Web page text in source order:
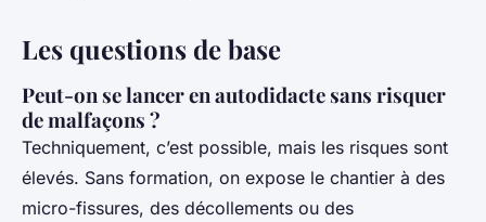
Les questions de base
Peut-on se lancer en autodidacte sans risquer
de malfaçons ?
Techniquement, c’est possible, mais les risques sont
élevés. Sans formation, on expose le chantier à des
micro-fissures, des décollements ou des